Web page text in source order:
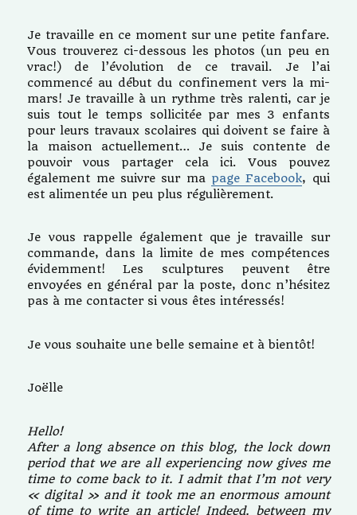
Je travaille en ce moment sur une petite fanfare.
Vous trouverez ci-dessous les photos (un peu en
vrac!) de l’évolution de ce travail. Je l’ai
commencé au début du confinement vers la mi-
mars! Je travaille à un rythme très ralenti, car je
suis tout le temps sollicitée par mes 3 enfants
pour leurs travaux scolaires qui doivent se faire à
la maison actuellement… Je suis contente de
pouvoir vous partager cela ici. Vous pouvez
également me suivre sur ma page Facebook, qui
est alimentée un peu plus régulièrement.
Je vous rappelle également que je travaille sur
commande, dans la limite de mes compétences
évidemment! Les sculptures peuvent être
envoyées en général par la poste, donc n’hésitez
pas à me contacter si vous êtes intéressés!
Je vous souhaite une belle semaine et à bientôt!
Joëlle
Hello!
After a long absence on this blog, the lock down
period that we are all experiencing now gives me
time to come back to it. I admit that I’m not very
« digital » and it took me an enormous amount
of time to write an article! Indeed, between my